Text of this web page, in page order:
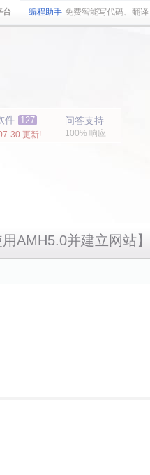
台 编程助手 免费智能写代码、翻译
件 127
30 更新!
问答支持
100% 响应
AMH5.0并建立网站】